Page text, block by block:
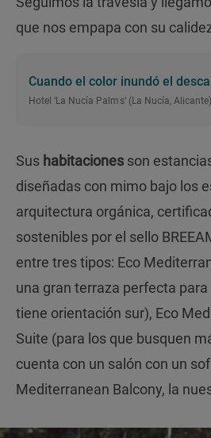
que nos empapa con su
Cuando el color inundó el
Hotel ‘La Nucía Palms’ (La Nucía, Alicante)
Sus habitaciones son
diseñadas con mimo bajo los
arquitectura orgánica,
sostenibles por el sello
entre tres tipos: Eco
una gran terraza perfecta para
tiene orientación sur), Eco
Suite (para los que busquen
cuenta con un salón con un
Mediterranean Balcony, la